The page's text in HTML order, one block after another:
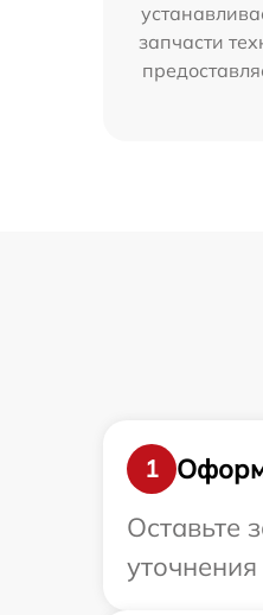
запчасти
1
Оставьте